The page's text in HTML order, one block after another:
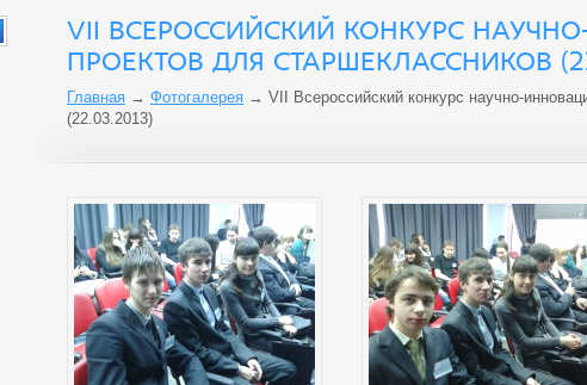
VII ВСЕРОССИЙСКИЙ КОНКУРС
ПРОЕКТОВ ДЛЯ СТАРШЕКЛАССНИКОВ
Главная → Фотогалерея → VII Всероссийский конкурс научно-
(22.03.2013)